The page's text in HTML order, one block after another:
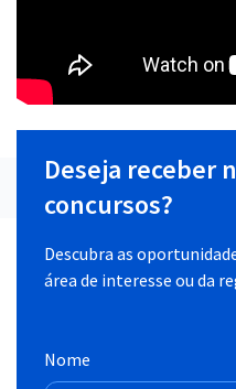
Deseja receber
concursos?
Descubra as
área de interesse ou da
Nome